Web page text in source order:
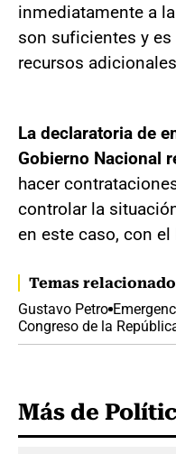
inmediatamente a
son suficientes y
recursos
La declaratoria de
Gobierno Nacional
hacer
controlar la
en este caso, con
Temas
Gustavo Petro
Congreso de la
Más de